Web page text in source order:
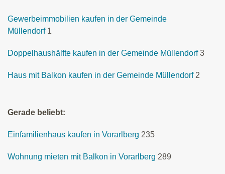
Gewerbeimmobilien kaufen in der Gemeinde
Müllendorf 1
Doppelhaushälfte kaufen in der Gemeinde Müllendorf 3
Haus mit Balkon kaufen in der Gemeinde Müllendorf 2
Gerade beliebt:
Einfamilienhaus kaufen in Vorarlberg 235
Wohnung mieten mit Balkon in Vorarlberg 289